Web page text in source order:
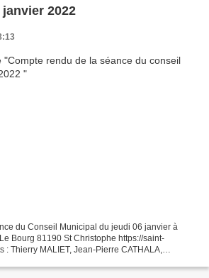
2022
du Conseil Municipal du jeudi 06 janvier à
Bourg 81190 St Christophe https://saint-
: Thierry MALIET, Jean-Pierre CATHALA,